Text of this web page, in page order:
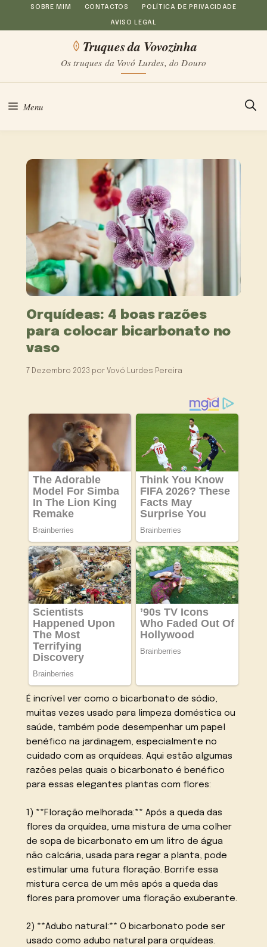
Saltar
para
conteúdo
SOBRE MIM CONTACTOS POLÍTICA DE PRIVACIDADE
AVISO LEGAL
Truques da Vovozinha
Os truques da Vovó Lurdes, do Douro
Menu
Orquídeas: 4 boas razões
para colocar bicarbonato no
vaso
7 Dezembro 2023 por Vovó Lurdes Pereira
É incrível ver como o bicarbonato de sódio,
muitas vezes usado para limpeza doméstica ou
saúde, também pode desempenhar um papel
benéfico na jardinagem, especialmente no
cuidado com as orquídeas. Aqui estão algumas
razões pelas quais o bicarbonato é benéfico
para essas elegantes plantas com flores:
1) **Floração melhorada:** Após a queda das
flores da orquídea, uma mistura de uma colher
de sopa de bicarbonato em um litro de água
não calcária, usada para regar a planta, pode
estimular uma futura floração. Borrife essa
mistura cerca de um mês após a queda das
flores para promover uma floração exuberante.
2) **Adubo natural:** O bicarbonato pode ser
usado como adubo natural para orquídeas.